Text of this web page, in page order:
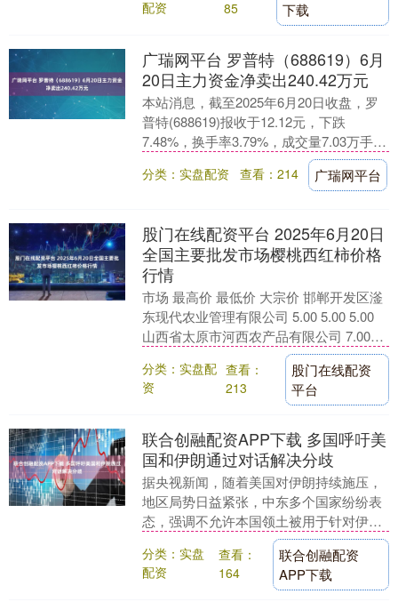
配资
85
下载
广瑞网平台 罗普特（688619）6月
20日主力资金净卖出240.42万元
本站消息，截至2025年6月20日收盘，罗
普特(688619)报收于12.12元，下跌
7.48%，换手率3.79%，成交量7.03万手，
分类：实盘配资 查看：214 广瑞网平台
股门在线配资平台 2025年6月20日
全国主要批发市场樱桃西红柿价格
行情
市场 最高价 最低价 大宗价 邯郸开发区滏
东现代农业管理有限公司 5.00 5.00 5.00
山西省太原市河西农产品有限公司 7.00
分类：实盘配
资
查看：
213
股门在线配资
平台
联合创融配资APP下载 多国呼吁美
国和伊朗通过对话解决分歧
据央视新闻，随着美国对伊朗持续施压，
地区局势日益紧张，中东多个国家纷纷表
态，强调不允许本国领土被用于针对伊朗
的军事行动，他们呼吁双方重启对话，推
动局势降温。沙特....
分类：实盘
配资
查看：
164
联合创融配资
APP下载